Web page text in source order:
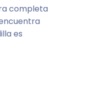
completa
es